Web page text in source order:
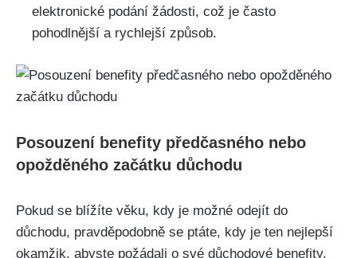
elektronické podání žádosti, což je často
pohodlnější a rychlejší způsob.
Posouzení benefity předčasného nebo
opožděného začátku důchodu
Pokud se blížíte věku, kdy je možné odejít do
důchodu, pravděpodobně se ptáte, kdy je ten nejlepší
okamžik, abyste požádali o své důchodové benefity.